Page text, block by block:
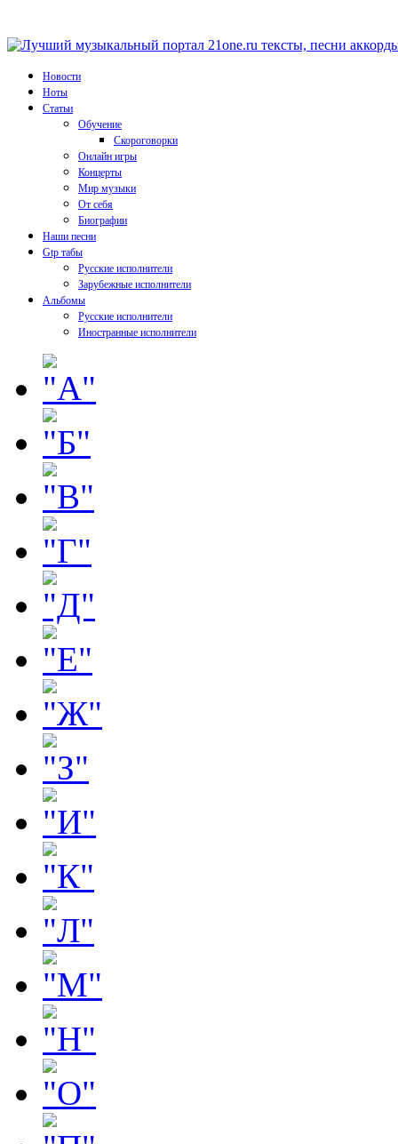
Новости
Ноты
Статьи
Обучение
Скороговорки
Онлайн игры
Концерты
Мир музыки
От себя
Биографии
Наши песни
Gtp табы
Русские исполнители
Зарубежные исполнители
Альбомы
Русские исполнители
Иностранные исполнители